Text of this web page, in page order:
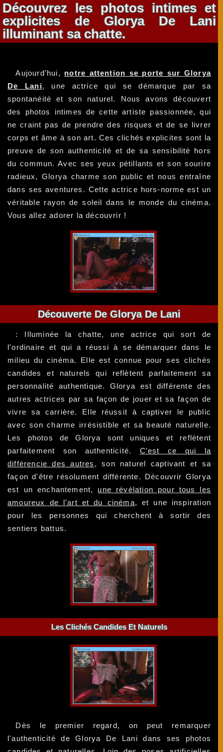
Découvrez les photos intimes et
explicites de Glorya De Lani
illuminant sa chatte.
Aujourd'hui, notre attention se porte sur Glorya
De Lani, une actrice qui se démarque par sa
spontanéité et son naturel. Nous avons découvert
des photos intimes de cette artiste passionnée, qui
ne craint pas de prendre des risques et de se livrer
corps et âme à son art. Ces clichés explicites sont la
preuve de son authenticité et de sa sensibilité hors
du commun. Avec ses yeux pétillants et son sourire
radieux, Glorya charme son public et nous entraîne
dans ses aventures. Cette actrice hors-norme est un
véritable rayon de soleil dans le monde du cinéma.
Vous allez adorer la découvrir !
Découverte De Glorya De Lani
: Illuminée la chatte, une actrice qui sort de
l'ordinaire et qui a réussi à se démarquer dans le
milieu du cinéma. Elle est connue pour ses clichés
candides et naturels qui reflètent parfaitement sa
personnalité authentique. Glorya est différente des
autres actrices par sa façon de jouer et sa façon de
vivre sa carrière. Elle réussit à captiver le public
avec son charme irrésistible et sa beauté naturelle.
Les photos de Glorya sont uniques et reflètent
parfaitement son authenticité. C'est ce qui la
différencie des autres , son naturel captivant et sa
façon d'être résolument différente. Découvrir Glorya
est un enchantement, une révélation pour tous les
amoureux de l'art et du cinéma, et une inspiration
pour les personnes qui cherchent à sortir des
sentiers battus.
Les Clichés Candides Et Naturels
Dès le premier regard, on peut remarquer
l'authenticité de Glorya De Lani dans ses photos